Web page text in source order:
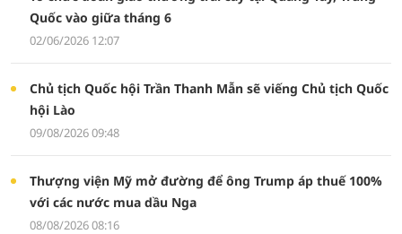
Quốc vào giữa tháng 6
02/06/2026 12:07
Chủ tịch Quốc hội Trần Thanh Mẫn sẽ viếng Chủ tịch Quốc
hội Lào
09/08/2026 09:48
Thượng viện Mỹ mở đường để ông Trump áp thuế 100%
với các nước mua dầu Nga
08/08/2026 08:16